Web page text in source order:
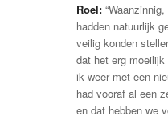
Roel:
hadden natuurlijk
veilig konden
dat het erg
ik weer met een
had vooraf al een
en dat hebben we